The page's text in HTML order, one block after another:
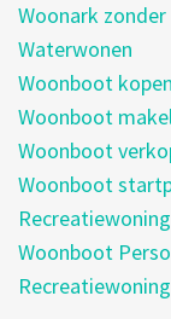
Woonark
Waterwonen
Woonboot kopen
Woonboot
Woonboot
Woonboot
Recreatiewoning
Woonboot